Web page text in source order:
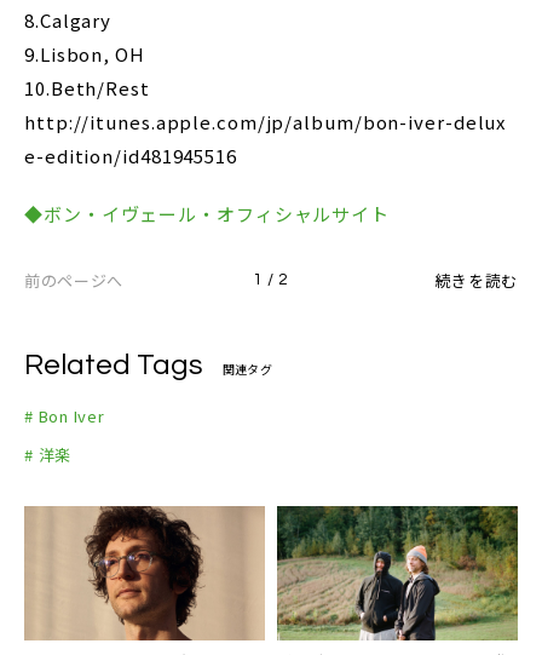
8.Calgary
9.Lisbon, OH
10.Beth/Rest
http://itunes.apple.com/jp/album/bon-iver-delux
e-edition/id481945516
◆ボン・イヴェール・オフィシャルサイト
前のページへ 1 / 2 続きを読む
Related Tags 関連タグ
# Bon Iver
# 洋楽